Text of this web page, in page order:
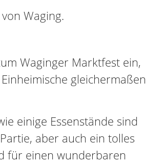
Waging.
Waginger Marktfest ein,
gleichermaßen
einige Essenstände sind
aber auch ein tolles
für einen wunderbaren